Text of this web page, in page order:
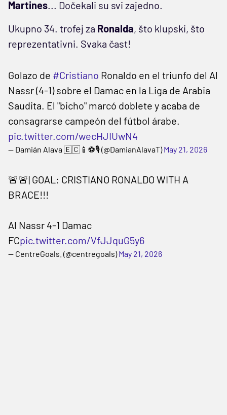
Martines... Dočekali su svi zajedno.
Ukupno 34. trofej za Ronalda, što klupski, što
reprezentativni. Svaka čast!
Golazo de #Cristiano Ronaldo en el triunfo del Al
Nassr (4-1) sobre el Damac en la Liga de Arabia
Saudita. El "bicho" marcó doblete y acaba de
consagrarse campeón del fútbol árabe.
pic.twitter.com/wecHJIUwN4
— Damián Alava 🇪🇨📱⚽🎙️ (@DamianAlavaT)May 21, 2026
🚨🚨| GOAL: CRISTIANO RONALDO WITH A
BRACE!!!
Al Nassr 4-1 Damac
FCpic.twitter.com/VfJJquG5y6
— CentreGoals. (@centregoals)May 21, 2026